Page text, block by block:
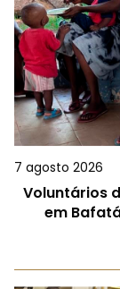
7 agosto 2026
Voluntários
em